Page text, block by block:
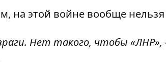
на этой войне вообще
Нет такого, чтобы